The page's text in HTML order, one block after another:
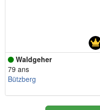
Waldgeher
79 ans
Bützberg